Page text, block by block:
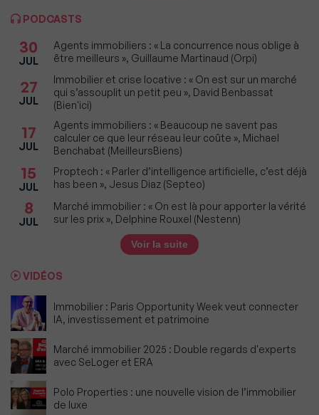
PODCASTS
30
JUL
Agents immobiliers : « La concurrence nous oblige à
être meilleurs », Guillaume Martinaud (Orpi)
27
JUL
Immobilier et crise locative : « On est sur un marché
qui s’assouplit un petit peu », David Benbassat
(Bien'ici)
17
JUL
Agents immobiliers : « Beaucoup ne savent pas
calculer ce que leur réseau leur coûte », Michael
Benchabat (MeilleursBiens)
15
JUL
Proptech : « Parler d’intelligence artificielle, c’est déjà
has been », Jesus Diaz (Septeo)
8
JUL
Marché immobilier : « On est là pour apporter la vérité
sur les prix », Delphine Rouxel (Nestenn)
Voir la suite
VIDÉOS
Immobilier : Paris Opportunity Week veut connecter
IA, investissement et patrimoine
Marché immobilier 2025 : Double regards d'experts
avec SeLoger et ERA
Polo Properties : une nouvelle vision de l’immobilier
de luxe